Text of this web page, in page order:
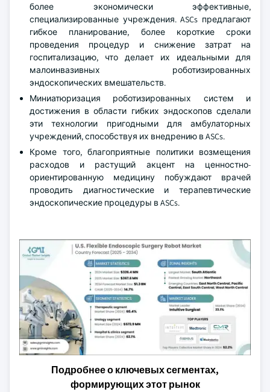
более экономически эффективные,
специализированные учреждения. ASCs предлагают
гибкое планирование, более короткие сроки
проведения процедур и снижение затрат на
госпитализацию, что делает их идеальными для
малоинвазивных роботизированных
эндоскопических вмешательств.
Миниатюризация роботизированных систем и
достижения в области гибких эндоскопов сделали
эти технологии пригодными для амбулаторных
учреждений, способствуя их внедрению в ASCs.
Кроме того, благоприятные политики возмещения
расходов и растущий акцент на ценностно-
ориентированную медицину побуждают врачей
проводить диагностические и терапевтические
эндоскопические процедуры в ASCs.
Подробнее о ключевых сегментах,
формирующих этот рынок